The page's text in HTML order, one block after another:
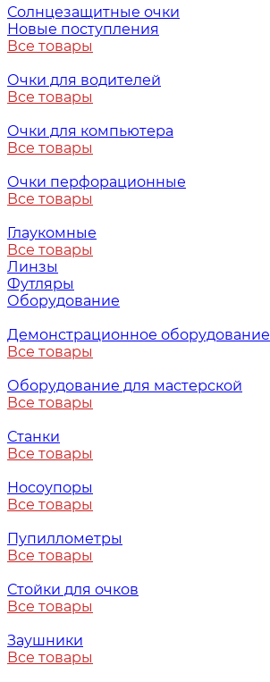
Солнцезащитные очки
Новые поступления
Все товары
Очки для водителей
Все товары
Очки для компьютера
Все товары
Очки перфорационные
Все товары
Глаукомные
Все товары
Линзы
Футляры
Оборудование
Демонстрационное оборудование
Все товары
Оборудование для мастерской
Все товары
Станки
Все товары
Носоупоры
Все товары
Пупиллометры
Все товары
Стойки для очков
Все товары
Заушники
Все товары